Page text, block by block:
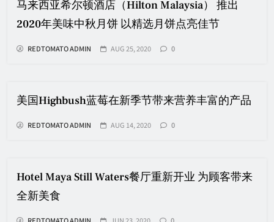
马来西亚希尔顿酒店（Hilton Malaysia） 推出
2020年美味中秋月饼 以精选月饼点亮佳节
REDTOMATO ADMIN AUG 25, 2020 0
美国Highbush蓝莓在新季节带来营养丰富的产品
REDTOMATO ADMIN AUG 14, 2020 0
Hotel Maya Still Waters餐厅重新开业 为顾客带来
全新美食